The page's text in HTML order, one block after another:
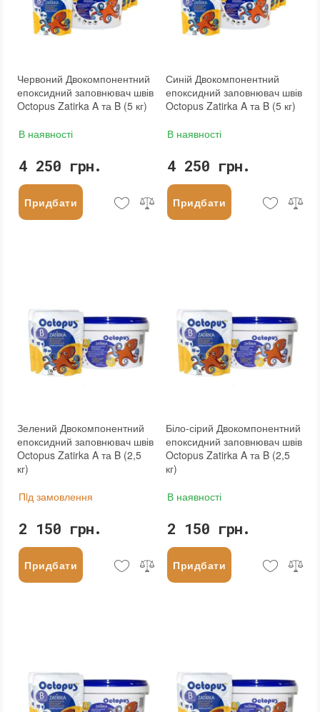
Червоний Двокомпонентний
епоксидний заповнювач швів
Octopus Zatirka A та B (5 кг)
В наявності
4 250 грн.
Придбати
Синій Двокомпонентний
епоксидний заповнювач швів
Octopus Zatirka A та B (5 кг)
В наявності
4 250 грн.
Придбати
Зелений Двокомпонентний
епоксидний заповнювач швів
Octopus Zatirka A та B (2,5
кг)
Пiд замовлення
2 150 грн.
Придбати
Біло-сірий Двокомпонентний
епоксидний заповнювач швів
Octopus Zatirka A та B (2,5
кг)
В наявності
2 150 грн.
Придбати